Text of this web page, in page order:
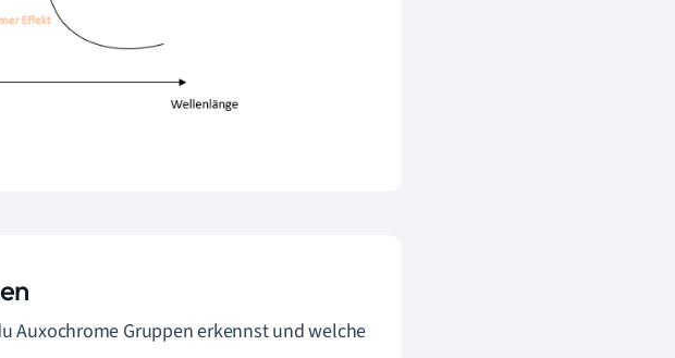
Auxochrome Gruppen erkennst und welche